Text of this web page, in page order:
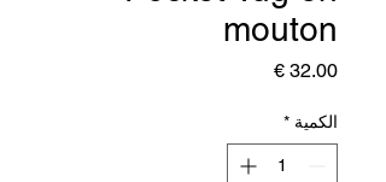
mouton
السعر
الكمية *